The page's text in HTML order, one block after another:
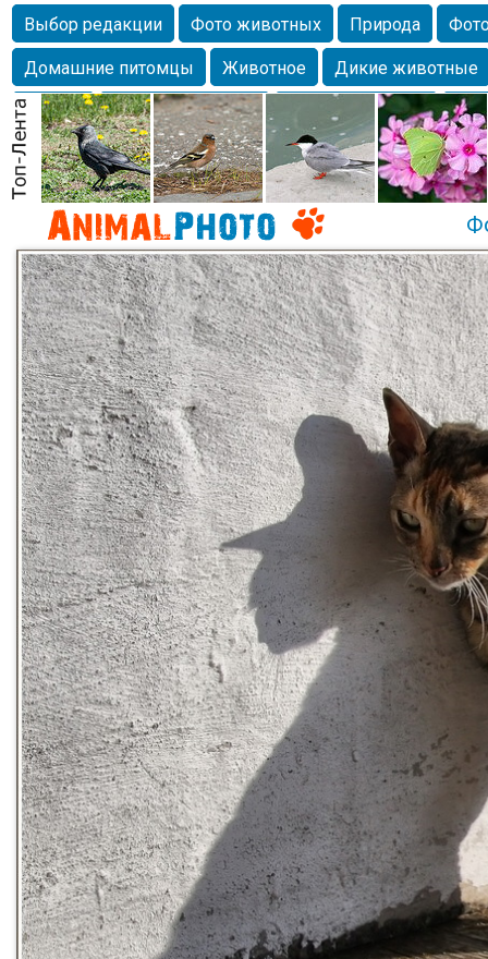
Выбор редакции Фото животных Природа
Домашние питомцы
Животное
Дикие животные
Собаки
Alexanderandronik Млекопитающие
Морда
Собачка Осень Портрет
Домашние
Насекомое
Коты Lebert Дикие птицы Утка